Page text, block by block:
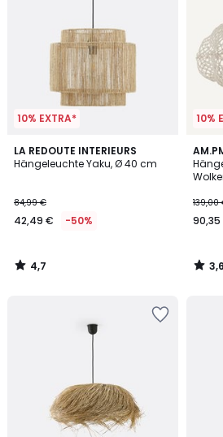
10% EXTRA*
LA REDOUTE INTERIEURS
Hängeleuchte Yaku, Ø 40 cm
84,99 €
42,49 € -50%
4,7
/ 5
4,7
/
10%
139,00
3,6
/ 5
3,6
/